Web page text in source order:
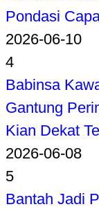
Pondasi
2026-06-10
4
Babinsa
Gantung
Kian Dekat
2026-06-08
5
Bantah Jadi